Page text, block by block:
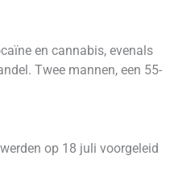
en cannabis, evenals
Twee mannen, een 55-
op 18 juli voorgeleid